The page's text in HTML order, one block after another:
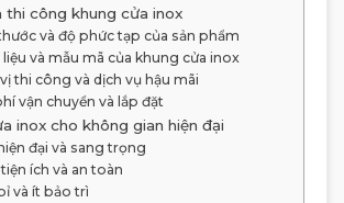
thi công khung cửa inox
và độ phức tạp của sản phẩm
liệu và mẫu mã của khung cửa inox
thi công và dịch vụ hậu mãi
vận chuyển và lắp đặt
inox cho không gian hiện đại
đại và sang trọng
ích và an toàn
và ít bảo trì